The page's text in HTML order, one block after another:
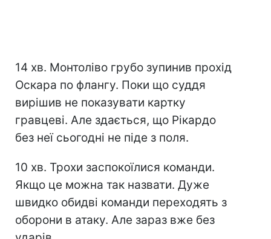
14 хв. Монтоліво грубо зупинив прохід
Оскара по флангу. Поки що суддя
вирішив не показувати картку
гравцеві. Але здається, що Рікардо
без неї сьогодні не піде з поля.
10 хв. Трохи заспокоїлися команди.
Якщо це можна так назвати. Дуже
швидко обидві команди переходять з
оборони в атаку. Але зараз вже без